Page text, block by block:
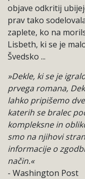
objave odkritij
prav tako
zaplete, ko na
Lisbeth, ki se je
Švedsko ...
»Dekle, ki se je
prvega romana,
lahko pripišemo
katerih se bralec
kompleksne in
smo na njihovi
informacije o
način.«
- Washington Post